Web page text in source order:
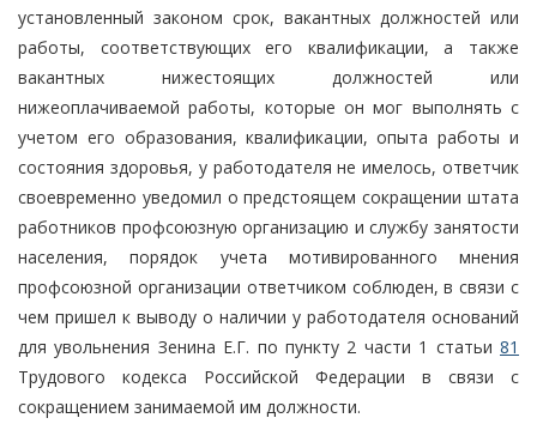
установленный законом срок, вакантных должностей или
работы, соответствующих его квалификации, а также
вакантных нижестоящих должностей или
нижеоплачиваемой работы, которые он мог выполнять с
учетом его образования, квалификации, опыта работы и
состояния здоровья, у работодателя не имелось, ответчик
своевременно уведомил о предстоящем сокращении штата
работников профсоюзную организацию и службу занятости
населения, порядок учета мотивированного мнения
профсоюзной организации ответчиком соблюден, в связи с
чем пришел к выводу о наличии у работодателя оснований
для увольнения Зенина Е.Г. по пункту 2 части 1 статьи 81
Трудового кодекса Российской Федерации в связи с
сокращением занимаемой им должности.